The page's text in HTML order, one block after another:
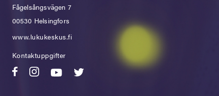
Fågelsångsvägen 7
00530 Helsingfors
www.lukukeskus.fi
Kontaktuppgifter